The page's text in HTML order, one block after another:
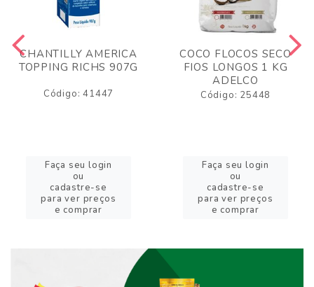
CHANTILLY AMERICA
TOPPING RICHS 907G
Código: 41447
Faça seu login
ou
cadastre-se
para ver preços
e comprar
COCO FLOCOS SECO
FIOS LONGOS 1 KG
ADELCO
Código: 25448
Faça seu login
ou
cadastre-se
para ver preços
e comprar